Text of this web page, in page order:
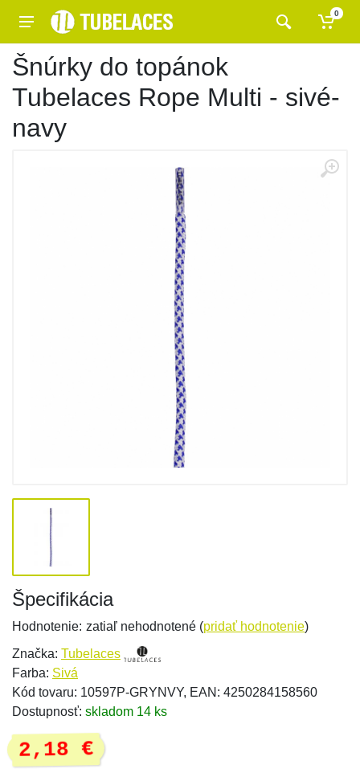
0
Šnúrky do topánok
Tubelaces Rope Multi - sivé-
navy
Špecifikácia
Hodnotenie: zatiaľ nehodnotené (pridať hodnotenie)
Značka: Tubelaces
Farba: Sivá
Kód tovaru: 10597P-GRYNVY, EAN: 4250284158560
Dostupnosť: skladom 14 ks
2,18 €